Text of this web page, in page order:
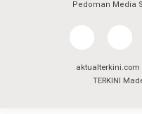
Pedoman Media
aktualterkini.com
TERKINI